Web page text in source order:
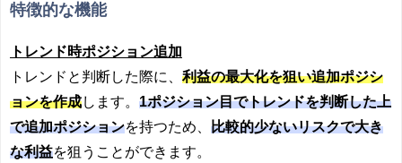
特徴的な機能
トレンド時ポジション追加
トレンドと判断した際に、 利益の最大化を狙い追加ポジシ
ョンを作成します。 1ポジション目でトレンドを判断した上
で追加ポジションを持つため、 比較的少ないリスクで大き
な利益を狙うことができます。